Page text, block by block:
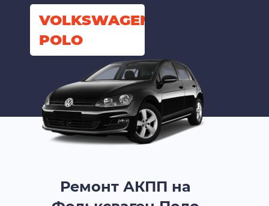
VOLKSWAGEN
POLO
Ремонт АКПП на